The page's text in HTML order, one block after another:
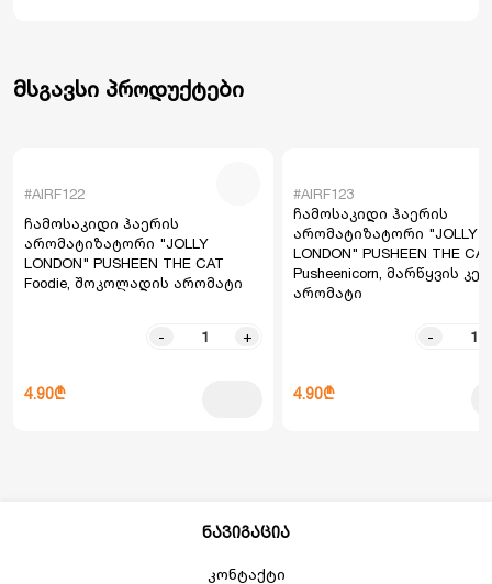
მსგავსი პროდუქტები
#AIRF122
ჩამოსაკიდი ჰაერის
არომატიზატორი "JOLLY
LONDON" PUSHEEN THE CAT
Foodie, შოკოლადის არომატი
- +
4.90₾
#AIRF123
ჩამოსაკიდი ჰაერის
არომატიზატორი "JOLLY
LONDON" PUSHEEN THE CAT
Pusheenicorn, მარწყვის
არომატი
-
4.90₾
ნავიგაცია
კონტაქტი